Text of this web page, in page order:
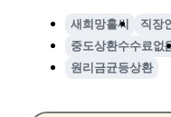
새희망홀씨 직장
중도상환수수료없
원리금균등상환